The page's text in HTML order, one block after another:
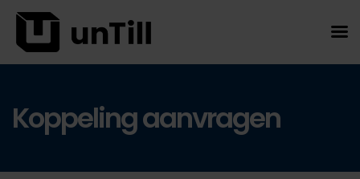
Koppeling aanvragen